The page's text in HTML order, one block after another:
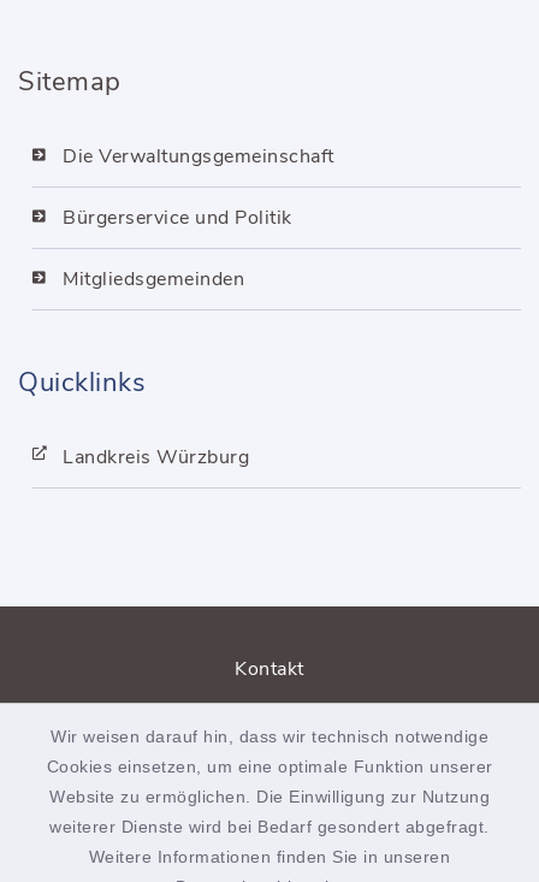
Wir weisen darauf hin, dass wir technisch notwendige
Cookies einsetzen, um eine optimale Funktion unserer
Website zu ermöglichen. Die Einwilligung zur Nutzung
weiterer Dienste wird bei Bedarf gesondert abgefragt.
Weitere Informationen finden Sie in unseren
Sitemap
Die Verwaltungsgemeinschaft
Bürgerservice und Politik
Mitgliedsgemeinden
Quicklinks
Landkreis Würzburg
Kontakt
Datenschutz
Impressum